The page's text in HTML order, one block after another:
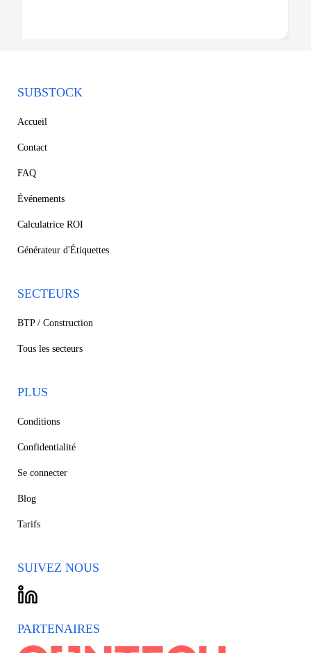
SUBSTOCK
Accueil
Contact
FAQ
Événements
Calculatrice ROI
Générateur d'Étiquettes
SECTEURS
BTP / Construction
Tous les secteurs
PLUS
Conditions
Confidentialité
Se connecter
Blog
Tarifs
SUIVEZ NOUS
PARTENAIRES